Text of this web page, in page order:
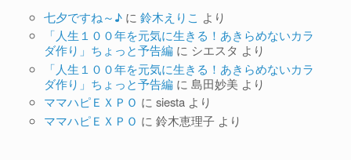
七夕ですね～♪に 鈴木えりこ より
「人生１００年を元気に生きる！あきらめないカラ
ダ作り」ちょっと予告編に シエスタ より
「人生１００年を元気に生きる！あきらめないカラ
ダ作り」ちょっと予告編に 島田妙美 より
ママハピＥＸＰＯ に siestaより
ママハピＥＸＰＯ に 鈴木恵理子より